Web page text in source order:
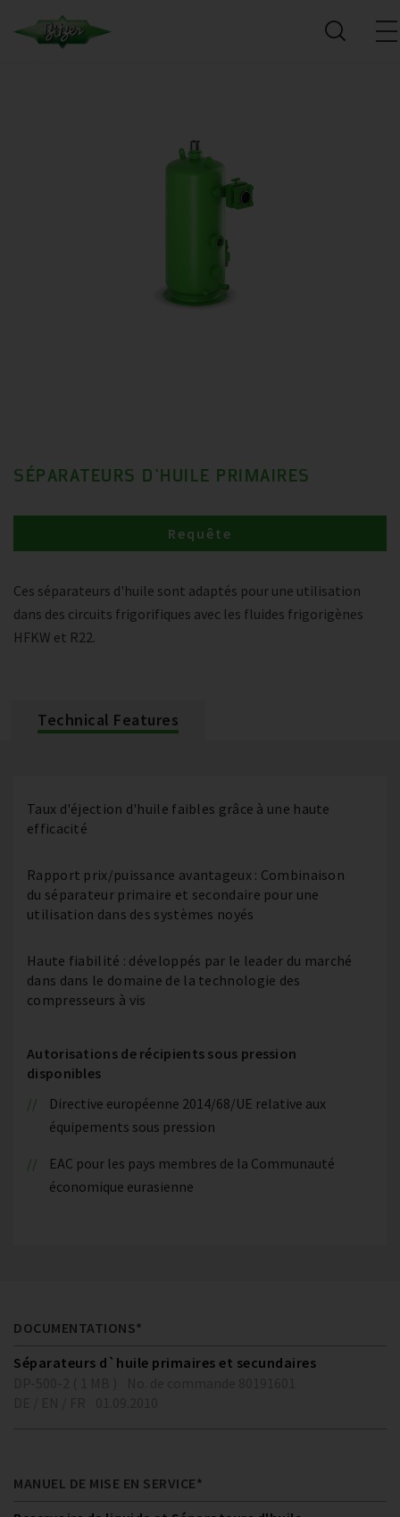
SÉPARATEURS D'HUILE PRIMAIRES
Ces séparateurs d'huile sont adaptés pour une utilisation
dans des circuits frigorifiques avec les fluides frigorigènes
HFKW et R22.
Requête
Technical Features
Taux d'éjection d'huile faibles grâce à une haute
efficacité
Rapport prix/puissance avantageux : Combinaison
du séparateur primaire et secondaire pour une
utilisation dans des systèmes noyés
Haute fiabilité : développés par le leader du marché
dans dans le domaine de la technologie des
compresseurs à vis
Autorisations de récipients sous pression
disponibles
Directive européenne 2014/68/UE relative aux
équipements sous pression
EAC pour les pays membres de la Communauté
économique eurasienne
DOCUMENTATIONS*
Séparateurs d`huile primaires et secundaires
MANUEL DE MISE EN SERVICE*